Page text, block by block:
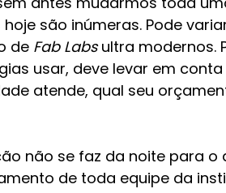
são inúmeras. Pode
de Fab Labs ultra modernos.
usar, deve levar em
atende, qual seu
não se faz da noite para o
de toda equipe da